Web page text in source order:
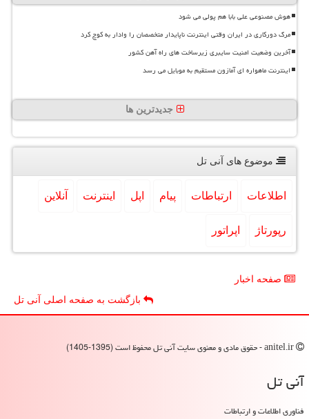
هوش مصنوعی علی بابا هم پولی می شود
مرگ دورکاری در ایران وقتی اینترنت ناپایدار متخصصان را وادار به کوچ کرد
آخرین وضعیت امنیت سایبری زیرساخت های راه آهن کشور
اینترنت ماهواره ای آمازون مستقیم به موبایل می رسد
جدیدترین ها
موضوع های آنی تل
اطلاعات ارتباطات پیام اپل اینترنت آنلاین
رپورتاژ اپراتور
صفحه اخبار
بازگشت به صفحه اصلی آنی تل
آنی تل
فناوری اطلاعات و ارتباطات